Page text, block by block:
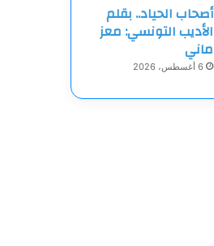
أصحاب الحياد.. بقلم
الأديب التونسي: معز
ماني
6 أغسطس، 2026